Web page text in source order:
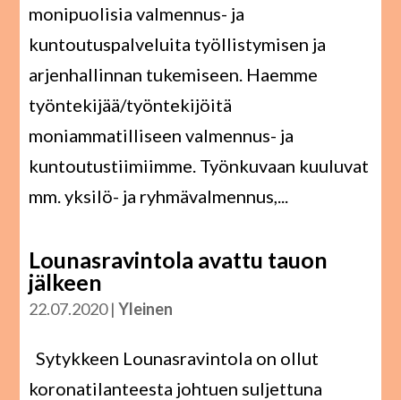
monipuolisia valmennus- ja
kuntoutuspalveluita työllistymisen ja
arjenhallinnan tukemiseen. Haemme
työntekijää/työntekijöitä
moniammatilliseen valmennus- ja
kuntoutustiimiimme. Työnkuvaan kuuluvat
mm. yksilö- ja ryhmävalmennus,...
Lounasravintola avattu tauon
jälkeen
22.07.2020|Yleinen
Sytykkeen Lounasravintola on ollut
koronatilanteesta johtuen suljettuna